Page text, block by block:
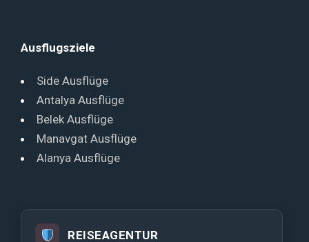
Ausflugsziele
Side Ausflüge
Antalya Ausflüge
Belek Ausflüge
Manavgat Ausflüge
Alanya Ausflüge
REISEAGENTUR